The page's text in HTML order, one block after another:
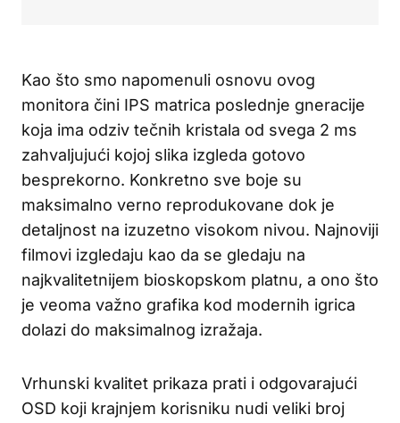
Kao što smo napomenuli osnovu ovog
monitora čini IPS matrica poslednje gneracije
koja ima odziv tečnih kristala od svega 2 ms
zahvaljujući kojoj slika izgleda gotovo
besprekorno. Konkretno sve boje su
maksimalno verno reprodukovane dok je
detaljnost na izuzetno visokom nivou. Najnoviji
filmovi izgledaju kao da se gledaju na
najkvalitetnijem bioskopskom platnu, a ono što
je veoma važno grafika kod modernih igrica
dolazi do maksimalnog izražaja.
Vrhunski kvalitet prikaza prati i odgovarajući
OSD koji krajnjem korisniku nudi veliki broj